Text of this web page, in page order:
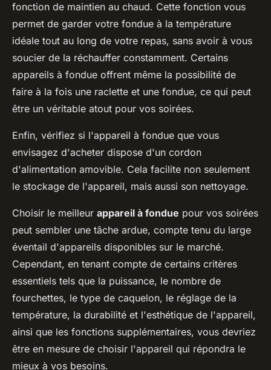
fonction de maintien au chaud. Cette fonction vous
permet de garder votre fondue à la température
idéale tout au long de votre repas, sans avoir à vous
soucier de la réchauffer constamment. Certains
appareils à fondue offrent même la possibilité de
faire à la fois une raclette et une fondue, ce qui peut
être un véritable atout pour vos soirées.
Enfin, vérifiez si l'appareil à fondue que vous
envisagez d'acheter dispose d'un cordon
d'alimentation amovible. Cela facilite non seulement
le stockage de l'appareil, mais aussi son nettoyage.
Choisir le meilleur appareil à fondue pour vos soirées
peut sembler une tâche ardue, compte tenu du large
éventail d'appareils disponibles sur le marché.
Cependant, en tenant compte de certains critères
essentiels tels que la puissance, le nombre de
fourchettes, le type de caquelon, le réglage de la
température, la durabilité et l'esthétique de l'appareil,
ainsi que les fonctions supplémentaires, vous devriez
être en mesure de choisir l'appareil qui répondra le
mieux à vos besoins.